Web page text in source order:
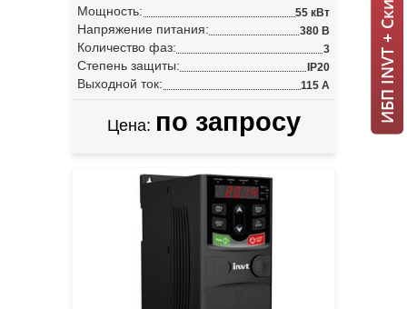
Мощность: 55 кВт
Напряжение питания: 380 В
Количество фаз: 3
Степень защиты: IP20
Выходной ток: 115 А
Цена: по запросу